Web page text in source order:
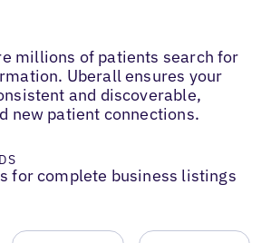
millions of patients search for
Uberall ensures your
and discoverable,
new patient connections.
for complete business listings